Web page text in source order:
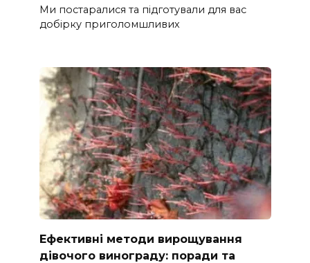
Ми постаралися та підготували для вас
добірку приголомшливих
Ефективні методи вирощування
дівочого винограду: поради та